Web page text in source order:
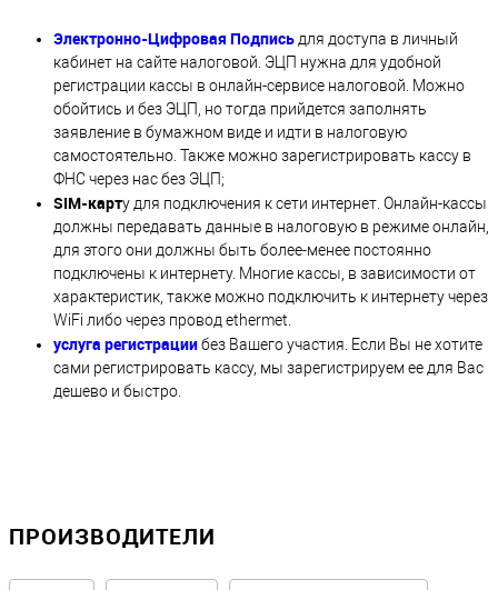
Электронно-Цифровая Подписьдля доступа в личный
кабинет на сайте налоговой. ЭЦП нужна для удобной
регистрации кассы в онлайн-сервисе налоговой. Можно
обойтись и без ЭЦП, но тогда прийдется заполнять
заявление в бумажном виде и идти в налоговую
самостоятельно. Также можно зарегистрировать кассу в
ФНС через нас без ЭЦП;
SIM-карту для подключения к сети интернет. Онлайн-кассы
должны передавать данные в налоговую в режиме онлайн,
для этого они должны быть более-менее постоянно
подключены к интернету. Многие кассы, в зависимости от
характеристик, также можно подключить к интернету через
WiFi либо через провод ethermet.
услуга регистрациибез Вашего участия. Если Вы не хотите
сами регистрировать кассу, мы зарегистрируем ее для Вас
дешево и быстро.
ПРОИЗВОДИТЕЛИ